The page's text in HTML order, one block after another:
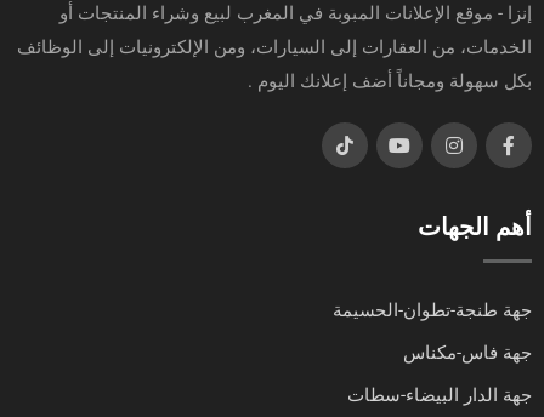
إنزا - موقع الإعلانات المبوبة في المغرب لبيع وشراء المنتجات أو
الخدمات، من العقارات إلى السيارات، ومن الإلكترونيات إلى الوظائف
بكل سهولة ومجاناً أضف إعلانك اليوم .
أهم الجهات
جهة طنجة-تطوان-الحسيمة
جهة فاس-مكناس
جهة الدار البيضاء-سطات